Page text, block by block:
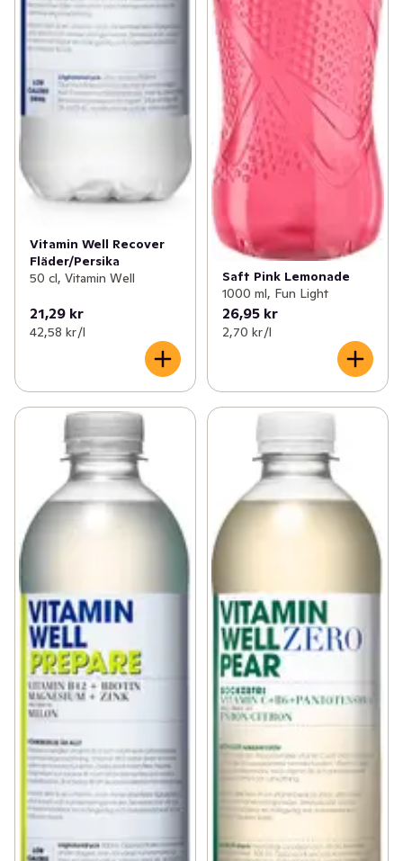
Vitamin Well Recover
Fläder/Persika
50 cl, Vitamin Well
21,29 kr
42,58 kr /l
Saft Pink Lemonade
1000 ml, Fun Light
26,95 kr
2,70 kr /l